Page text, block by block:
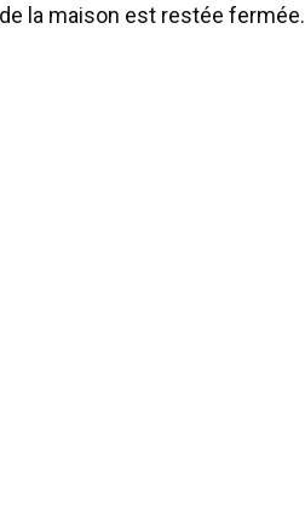
la maison est restée fermée.